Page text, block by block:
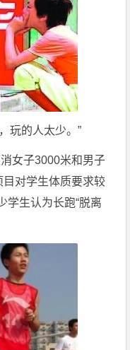
玩的人太少。”
女子3000米和男子
对学生体质要求较
学生认为长跑“脱离